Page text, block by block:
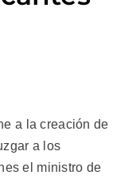
a la creación de
a los
el ministro de